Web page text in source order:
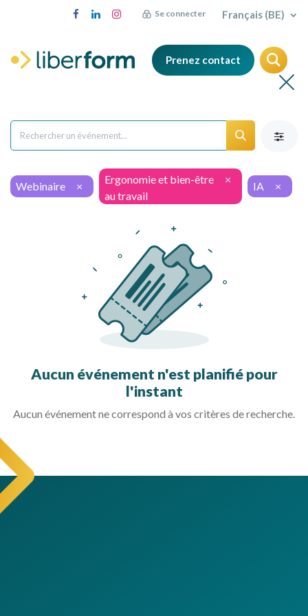
Se connecter Français (BE)
Prenez contact
Webinaire ×
Ergonomie et bien-être
au travail
×
IA ×
Aucun événement n'est planifié pour
l'instant
Aucun événement ne correspond à vos critères de recherche.